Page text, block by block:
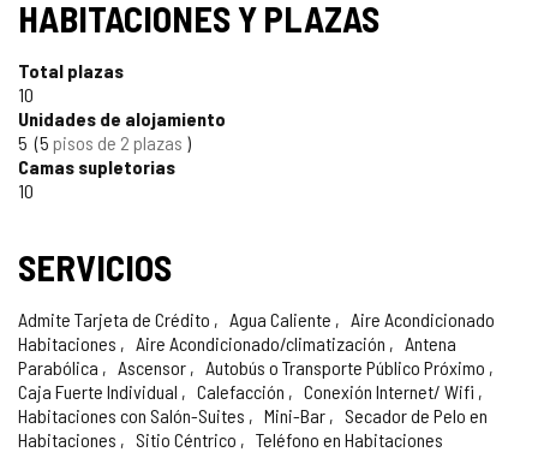
HABITACIONES Y PLAZAS
Total plazas
10
Unidades de alojamiento
5 5 pisos de 2 plazas
Camas supletorias
10
SERVICIOS
Admite Tarjeta de Crédito Agua Caliente
Aire Acondicionado
Habitaciones
Aire Acondicionado/climatización
Antena
Parabólica
Ascensor
Autobús o Transporte Público Próximo
Caja Fuerte Individual
Calefacción
Conexión Internet/ Wifi
Habitaciones con Salón-Suites
Mini-Bar
Secador de Pelo en
Habitaciones
Sitio Céntrico Teléfono en Habitaciones